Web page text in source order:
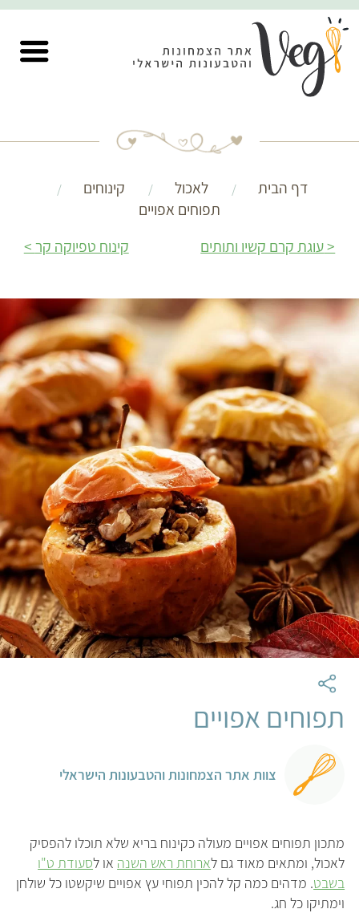
דף הבית לאכול
קינוחים
תפוחים אפויים
עוגת קרם קשיו ותותים
קינוח טפיוקה קר
תפוחים אפויים
צוות אתר הצמחונות והטבעונות הישראלי
מתכון תפוחים אפויים מעולה כקינוח בריא שלא תוכלו להפסיק
לאכול, ומתאים מאוד גם לארוחת ראש השנה או לסעודת ט"ו
בשבט. מדהים כמה קל להכין תפוחי עץ אפויים שיקשטו כל שולחן
וימתיקו כל חג.